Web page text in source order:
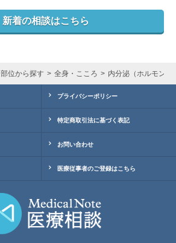
新着の相談はこちら
部位から探す 全身・こころ 内分泌（ホルモン）
プライバシーポリシー
特定商取引法に基づく表記
お問い合わせ
医療従事者のご登録はこちら